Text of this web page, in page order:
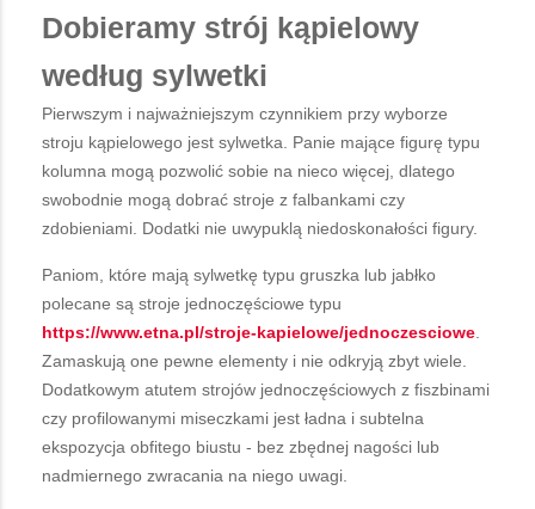
Dobieramy strój kąpielowy
według sylwetki
Pierwszym i najważniejszym czynnikiem przy wyborze
stroju kąpielowego jest sylwetka. Panie mające figurę typu
kolumna mogą pozwolić sobie na nieco więcej, dlatego
swobodnie mogą dobrać stroje z falbankami czy
zdobieniami. Dodatki nie uwypuklą niedoskonałości figury.
Paniom, które mają sylwetkę typu gruszka lub jabłko
polecane są stroje jednoczęściowe typu
https://www.etna.pl/stroje-kapielowe/jednoczesciowe
Zamaskują one pewne elementy i nie odkryją zbyt wiele.
Dodatkowym atutem strojów jednoczęściowych z fiszbinami
czy profilowanymi miseczkami jest ładna i subtelna
ekspozycja obfitego biustu - bez zbędnej nagości lub
nadmiernego zwracania na niego uwagi.